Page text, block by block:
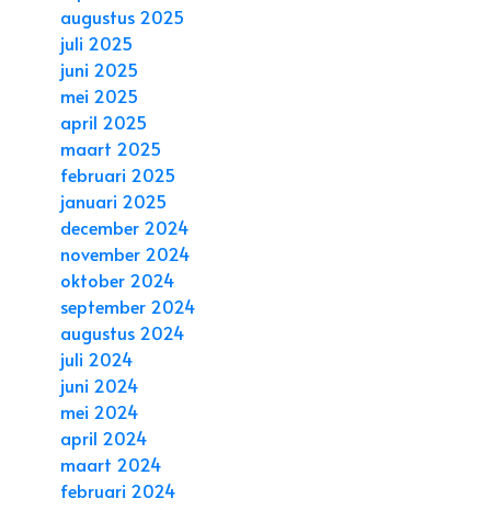
augustus 2025
juli 2025
juni 2025
mei 2025
april 2025
maart 2025
februari 2025
januari 2025
december 2024
november 2024
oktober 2024
september 2024
augustus 2024
juli 2024
juni 2024
mei 2024
april 2024
maart 2024
februari 2024